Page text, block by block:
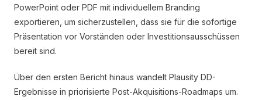
PowerPoint oder PDF mit individuellem Branding
exportieren, um sicherzustellen, dass sie für die sofortige
Präsentation vor Vorständen oder Investitionsausschüssen
bereit sind.
Über den ersten Bericht hinaus wandelt Plausity DD-
Ergebnisse in priorisierte Post-Akquisitions-Roadmaps um.